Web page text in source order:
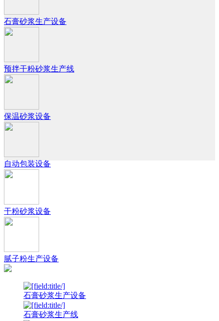
石膏砂浆生产设备
预拌干粉砂浆生产线
保温砂浆设备
自动包装设备
干粉砂浆设备
腻子粉生产设备
石膏砂浆生产设备
石膏砂浆生产线